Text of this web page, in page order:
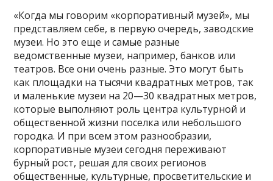
«Когда мы говорим «корпоративный музей», мы
представляем себе, в первую очередь, заводские
музеи. Но это еще и самые разные
ведомственные музеи, например, банков или
театров. Все они очень разные. Это могут быть
как площадки на тысячи квадратных метров, так
и маленькие музеи на 20—30 квадратных метров,
которые выполняют роль центра культурной и
общественной жизни поселка или небольшого
городка. И при всем этом разнообразии,
корпоративные музеи сегодня переживают
бурный рост, решая для своих регионов
общественные, культурные, просветительские и